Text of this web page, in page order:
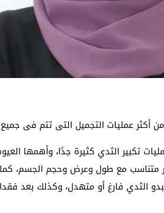
أكثر عمليات التجميل التى تتم فى جميع
تكبير الثدي كثيرة جدًا، وأهمها
متناسب مع طول وعرض وحجم الجسم،
الثدي فارغ أو متهدل، وكذلك بعد